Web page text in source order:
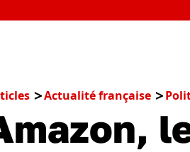
Actualité française